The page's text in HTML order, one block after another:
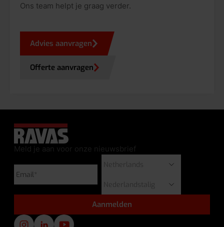
Ons team helpt je graag verder.
Advies aanvragen
Offerte aanvragen
Meld je aan voor onze nieuwsbrief